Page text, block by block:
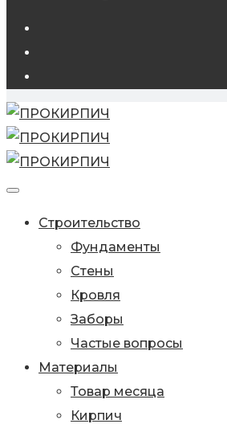
Строительство
Фундаменты
Стены
Кровля
Заборы
Частые вопросы
Материалы
Товар месяца
Кирпич